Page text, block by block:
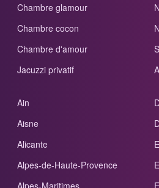
Chambre glamour
Chambre cocon
Chambre d'amour
Jacuzzi privatif
Ain
Aisne
Alicante
Alpes-de-Haute-Provence
Alpes-Maritimes